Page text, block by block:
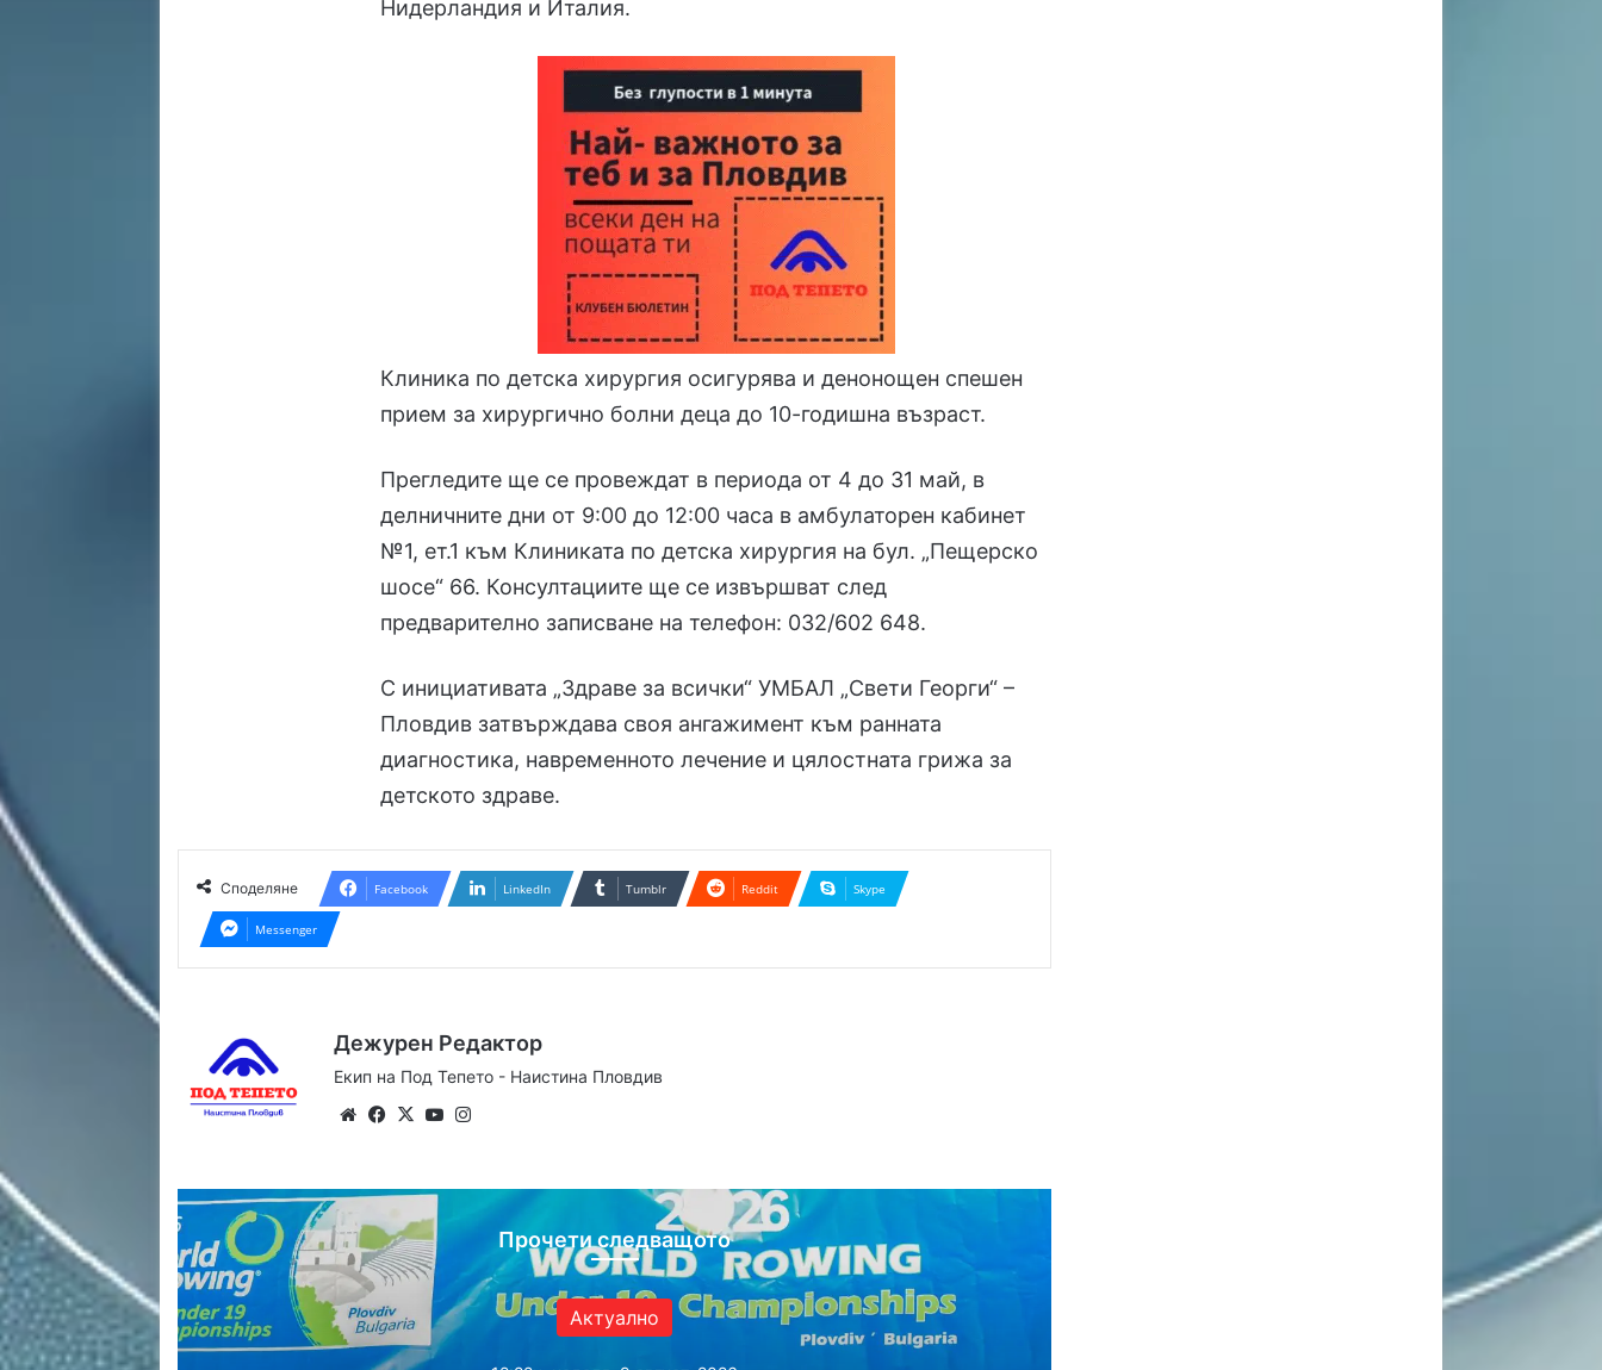
Нидерландия и Италия.
Клиника по детска хирургия осигурява и денонощен спешен
прием за хирургично болни деца до 10-годишна възраст.
Прегледите ще се провеждат в периода от 4 до 31 май, в
делничните дни от 9:00 до 12:00 часа в амбулаторен кабинет
№1, ет.1 към Клиниката по детска хирургия на бул. „Пещерско
шосе“ 66. Консултациите ще се извършват след
предварително записване на телефон: 032/602 648.
С инициативата „Здраве за всички“ УМБАЛ „Свети Георги“ –
Пловдив затвърждава своя ангажимент към ранната
диагностика, навременното лечение и цялостната грижа за
детското здраве.
Споделяне Facebook LinkedIn Tumblr Reddit Skype
Messenger
Дежурен Редактор
Екип на Под Тепето - Наистина Пловдив
WebsiteFacebook
X YouTube
Прочети следващото
Актуално